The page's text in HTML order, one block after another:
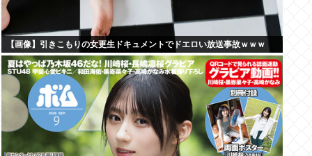
【画像】引きこもりの女更生ドキュメントでドエロい放送事故ｗｗｗ